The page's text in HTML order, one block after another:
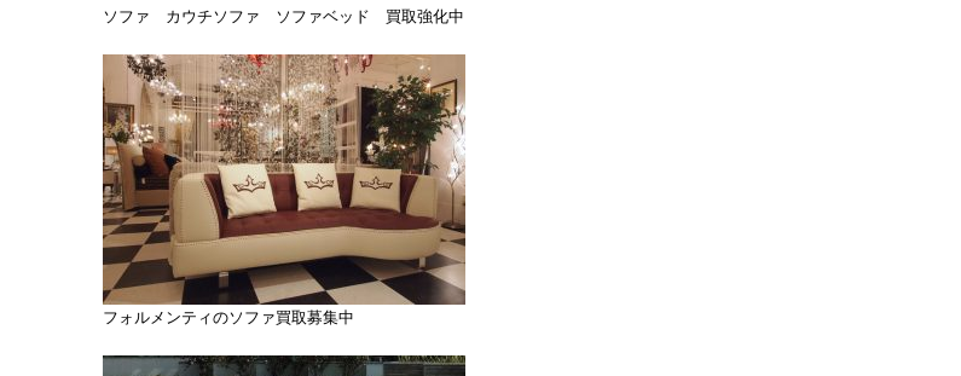
ソファ カウチソファ ソファベッド 買取強化中
フォルメンティのソファ買取募集中